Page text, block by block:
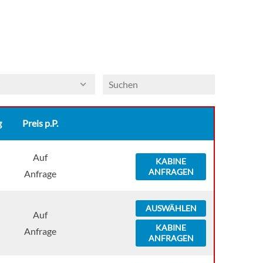
Preis p.P.
Auf
Anfrage
KABINE
ANFRAGEN
Auf
Anfrage
AUSWÄHLEN
KABINE
ANFRAGEN